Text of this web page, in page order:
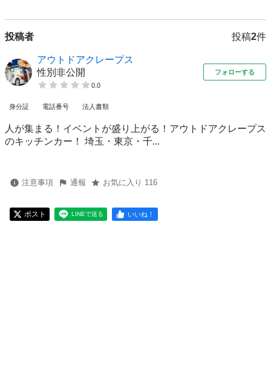
投稿者 投稿2件
アウトドアクレープス
性別非公開
0.0
フォローする
身分証 電話番号 法人書類
人が集まる！イベントが盛り上がる！アウトドアクレープス
のキッチンカー！ 埼玉・東京・千...
注意事項 通報 お気に入り 116
ポスト LINEで送る いいね！